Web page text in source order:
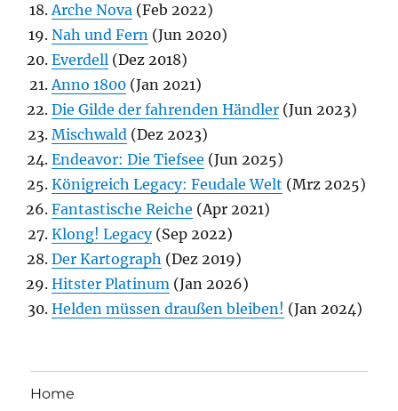
Arche Nova (Feb 2022)
Nah und Fern (Jun 2020)
Everdell (Dez 2018)
Anno 1800 (Jan 2021)
Die Gilde der fahrenden Händler (Jun 2023)
Mischwald (Dez 2023)
Endeavor: Die Tiefsee (Jun 2025)
Königreich Legacy: Feudale Welt (Mrz 2025)
Fantastische Reiche (Apr 2021)
Klong! Legacy(Sep 2022)
Der Kartograph (Dez 2019)
Hitster Platinum (Jan 2026)
Helden müssen draußen bleiben! (Jan 2024)
Home